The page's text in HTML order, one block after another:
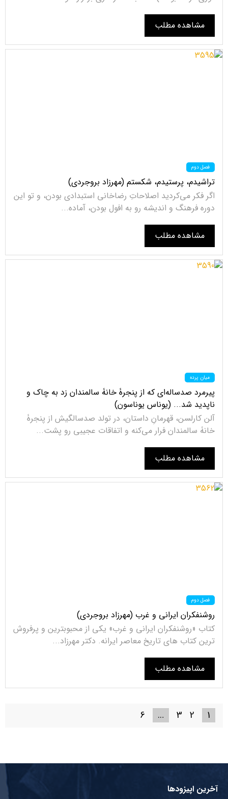
مشاهده مطلب
فصل دوم
تراشیدم، پرستیدم، شکستم (مهرزاد بروجردی)
اگر فکر می‌کردید اصلاحاتِ رضاخانی استبدادی بودن، و تو این
دوره فرهنگ و اندیشه رو به افول بودن، آماده...
مشاهده مطلب
میان پرده
پیرمرد صدساله‌ای که از پنجرۀ خانۀ سالمندان زد به چاک و
ناپدید شد... (یوناس یوناسون)
آلن کارلسن، قهرمانِ داستان، در تولد صدسالگیش از پنجرۀ
خانۀ سالمندان فرار می‌کنه و اتفاقات عجیبی رو پشت...
مشاهده مطلب
فصل دوم
روشنفکران ایرانی و غرب (مهرزاد بروجردی)
کتاب «روشنفکران ایرانی و غرب» یکی از محبوبترین و پرفروش
ترین کتاب های تاریخ معاصر ایرانه. دکتر مهرزاد...
مشاهده مطلب
1
2
3
…
6
آخرین اپیزودها